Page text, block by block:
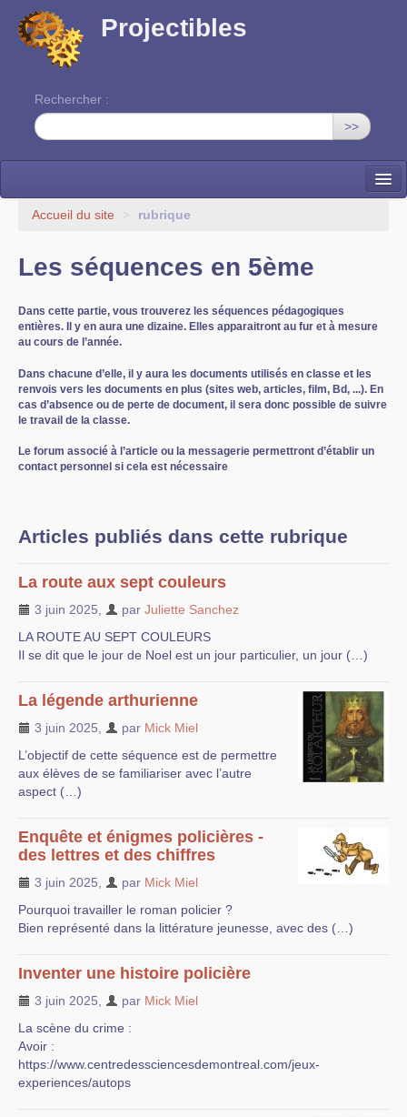
Projectibles
Rechercher :
>>
La ruche
EDITO
Accueil du site > rubrique
Les séquences en 5ème
Dans cette partie, vous trouverez les séquences pédagogiques
entières. Il y en aura une dizaine. Elles apparaitront au fur et à mesure
au cours de l’année.
Dans chacune d’elle, il y aura les documents utilisés en classe et les
renvois vers les documents en plus (sites web, articles, film, Bd, ...). En
cas d’absence ou de perte de document, il sera donc possible de suivre
le travail de la classe.
Le forum associé à l’article ou la messagerie permettront d’établir un
contact personnel si cela est nécessaire
Articles publiés dans cette rubrique
La route aux sept couleurs
3 juin 2025 par Juliette Sanchez
LA ROUTE AU SEPT COULEURS
Il se dit que le jour de Noel est un jour particulier, un jour (…)
La légende arthurienne
3 juin 2025 par Mick Miel
L’objectif de cette séquence est de permettre
aux élèves de se familiariser avec l’autre
aspect (…)
Enquête et énigmes policières -
des lettres et des chiffres
3 juin 2025 par Mick Miel
Pourquoi travailler le roman policier ?
Bien représenté dans la littérature jeunesse, avec des (…)
Inventer une histoire policière
3 juin 2025 par Mick Miel
La scène du crime :
Avoir :
https://www.centredessciencesdemontreal.com/jeux-
experiences/autops